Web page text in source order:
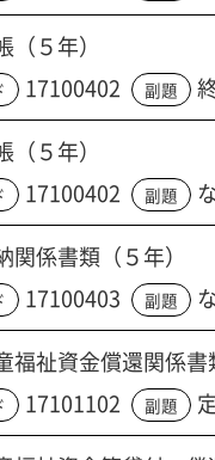
５年）
17100402 副題
５年）
17100402 副題
係書類（５年）
17100403 副題
祉資金償還関係書
17101102 副題